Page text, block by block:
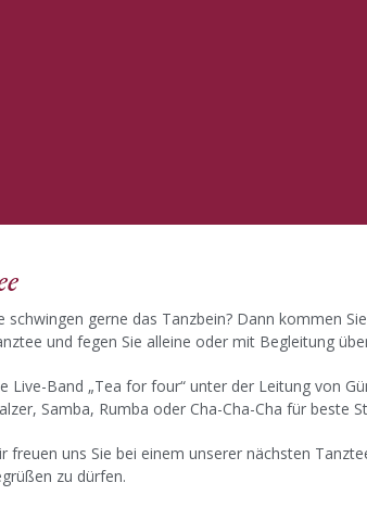
schwingen gerne das Tanzbein? Dann kommen
und fegen Sie alleine oder mit Begleitung
Live-Band „Tea for four“ unter der Leitung von
Samba, Rumba oder Cha-Cha-Cha für beste
freuen uns Sie bei einem unserer nächsten
zu dürfen.